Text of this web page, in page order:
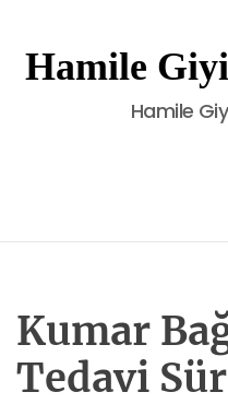
t
Hamile
Hamile
Kumar
Tedavi